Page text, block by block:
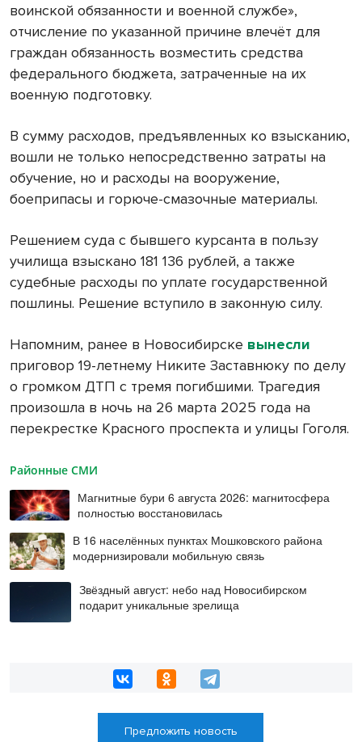
воинской обязанности и военной службе»,
отчисление по указанной причине влечёт для
граждан обязанность возместить средства
федерального бюджета, затраченные на их
военную подготовку.
В сумму расходов, предъявленных ко взысканию,
вошли не только непосредственно затраты на
обучение, но и расходы на вооружение,
боеприпасы и горюче-смазочные материалы.
Решением суда с бывшего курсанта в пользу
училища взыскано 181 136 рублей, а также
судебные расходы по уплате государственной
пошлины. Решение вступило в законную силу.
Напомним, ранее в Новосибирске вынесли
приговор 19-летнему Никите Заставнюку по делу
о громком ДТП с тремя погибшими. Трагедия
произошла в ночь на 26 марта 2025 года на
перекрестке Красного проспекта и улицы Гоголя.
Районные СМИ
Магнитные бури 6 августа 2026: магнитосфера
полностью восстановилась
В 16 населённых пунктах Мошковского района
модернизировали мобильную связь
Звёздный август: небо над Новосибирском
подарит уникальные зрелища
Предложить новость